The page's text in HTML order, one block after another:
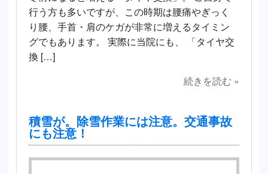
行う方も多いですが、この時期は腰痛やぎっく
り腰、手首・肩のケガが非常に増えるタイミン
グでもあります。 実際に当院にも、 「タイヤ交
換 […]
続きを読む »
積雪が。除雪作業には注意。交通事故
にも注意！